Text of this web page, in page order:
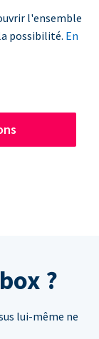
l'ensemble
possibilité. En
?
lui-même ne